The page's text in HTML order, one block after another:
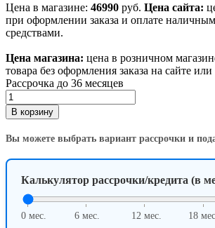
Цена в магазине: 46990 руб. Цена сайта:
при оформлении заказа и оплате
средствами.
Цена магазина: цена в розничном
товара без оформления заказа на сайте или
Рассрочка до 36 месяцев
Количество
товара
Планшет
Apple
iPad
11
(2025)
128GB,
В корзину
Вы можете выбрать вариант рассрочки и
Калькулятор рассрочки/кредита (в
0 мес. 6 мес. 12 мес. 18 мес.